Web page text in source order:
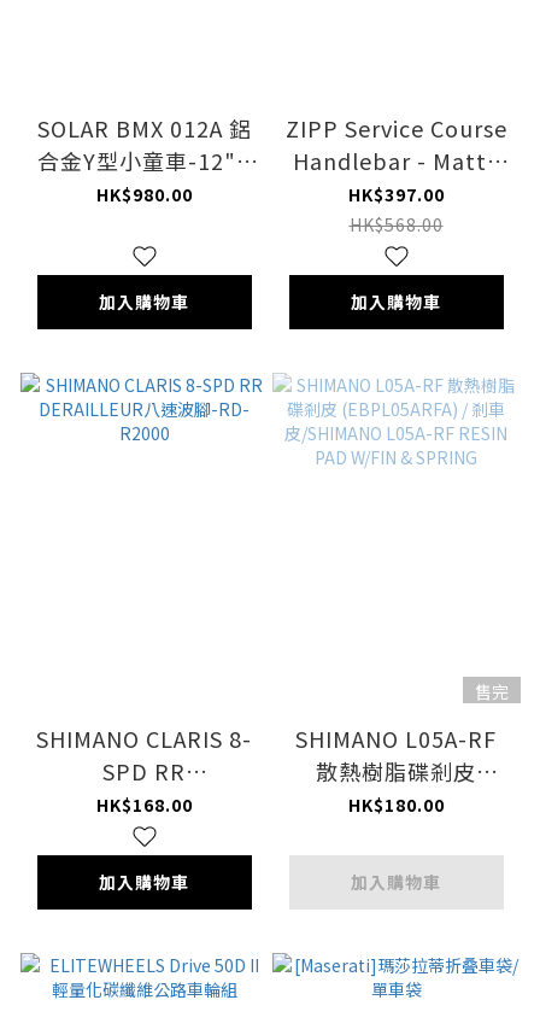
SOLAR BMX 012A 鋁
合金Y型小童車-12" /
SOLAR BMX 012A
12"
HK$980.00
加入購物車
ZIPP Service Course
Handlebar - Matte
black
HK$397.00
HK$568.00
加入購物車
SHIMANO CLARIS 8-
SPD RR
DERAILLEUR八速波
腳-RD-R2000
HK$168.00
加入購物車
售完
SHIMANO L05A-RF
散熱樹脂碟剎皮
(EBPL05ARFA) / 剎車
RF RESIN PAD W/FIN
& SPRING
HK$180.00
加入購物車